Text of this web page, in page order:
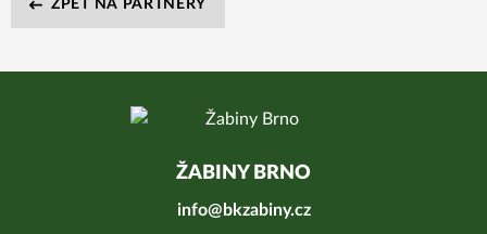
ZPĚT NA PARTNERY
ŽABINY BRNO
info@bkzabiny.cz